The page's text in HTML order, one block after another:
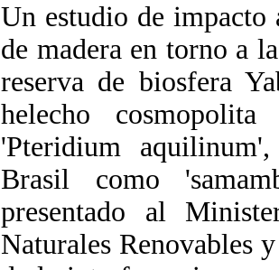
Un estudio de impacto
de madera en torno a
reserva de biosfera
helecho
'Pteridium
Brasil como
presentado al
Naturales Renovables